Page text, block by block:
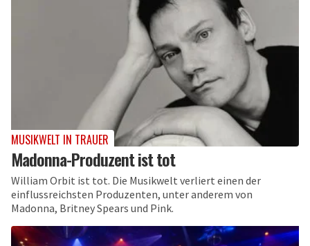
MUSIKWELT IN TRAUER
Madonna-Produzent ist tot
William Orbit ist tot. Die Musikwelt verliert einen der
einflussreichsten Produzenten, unter anderem von
Madonna, Britney Spears und Pink.